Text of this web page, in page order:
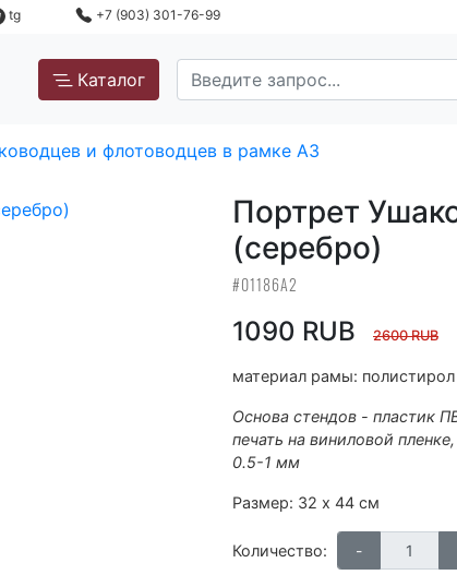
tg +7 (903) 301-76-99
Каталог
и флотоводцев в рамке А3
Портрет
(серебро)
#01186А2
1090 RUB 2600 RUB
материал рамы:
Основа стендов - пластик
печать на виниловой
0.5-1 мм
Размер: 32 х 44 см
Количество: